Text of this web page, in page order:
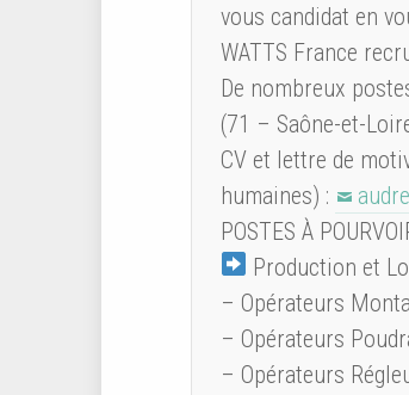
vous candidat en
WATTS France
De nombreux
(71 – Saône-et-
CV et lettre de
humaines) :
POSTES À
Production et
– Opérateurs
– Opérateurs
– Opérateurs